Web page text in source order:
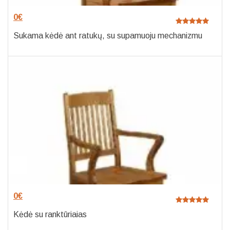
0€
Sukama kėdė ant ratukų, su supamuoju mechanizmu
0€
Kėdė su ranktūriaias